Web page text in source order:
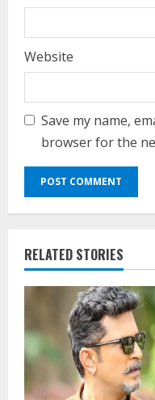
Website
Save my name,
browser for the
RELATED STORIES